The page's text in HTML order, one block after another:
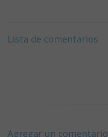
Lista de comentarios
Agregar un comentario